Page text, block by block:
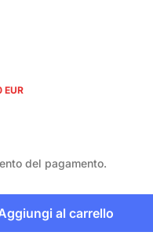
del pagamento.
al carrello